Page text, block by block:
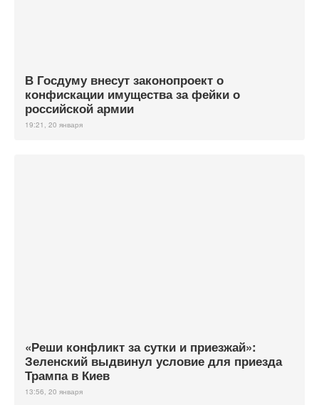
В Госдуму внесут законопроект о
конфискации имущества за фейки о
российской армии
19:21, 20 января
«Реши конфликт за сутки и приезжай»:
Зеленский выдвинул условие для приезда
Трампа в Киев
13:56, 20 января